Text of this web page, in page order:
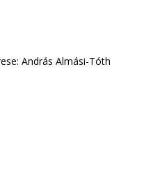
András Almási-Tóth